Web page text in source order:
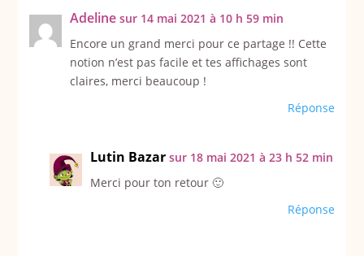
Adeline sur 14 mai 2021 à 10 h 59 min
Encore un grand merci pour ce partage !! Cette
notion n’est pas facile et tes affichages sont
claires, merci beaucoup !
Réponse
Lutin Bazar sur 18 mai 2021 à 23 h 52 min
Merci pour ton retour 🙂
Réponse